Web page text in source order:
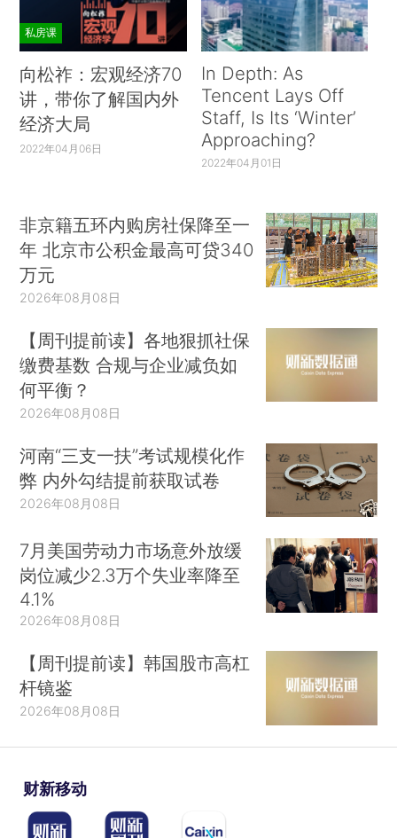
私房课
向松祚：宏观经济70
讲，带你了解国内外
经济大局
2022年04月06日
In Depth: As
Tencent Lays Off
Staff, Is Its ‘Winter’
Approaching?
2022年04月01日
非京籍五环内购房社保降至一
年 北京市公积金最高可贷340
万元
2026年08月08日
【周刊提前读】各地狠抓社保
缴费基数 合规与企业减负如
何平衡？
2026年08月08日
河南“三支一扶”考试规模化作
弊 内外勾结提前获取试卷
2026年08月08日
7月美国劳动力市场意外放缓
岗位减少2.3万个失业率降至
4.1%
2026年08月08日
【周刊提前读】韩国股市高杠
杆镜鉴
2026年08月08日
财新移动